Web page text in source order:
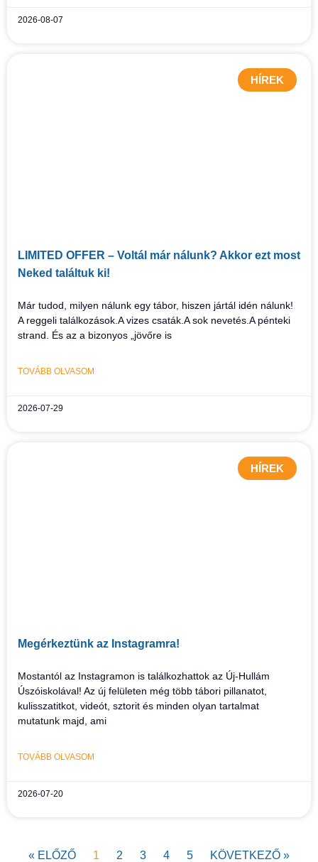
2026-08-07
HÍREK
LIMITED OFFER – Voltál már nálunk? Akkor ezt most
Neked találtuk ki!
Már tudod, milyen nálunk egy tábor, hiszen jártál idén nálunk!
A reggeli találkozások.A vizes csaták.A sok nevetés.A pénteki
strand. És az a bizonyos „jövőre is
TOVÁBB OLVASOM
2026-07-29
HÍREK
Megérkeztünk az Instagramra!
Mostantól az Instagramon is találkozhattok az Új-Hullám
Úszóiskolával! Az új felületen még több tábori pillanatot,
kulisszatitkot, videót, sztorit és minden olyan tartalmat
mutatunk majd, ami
TOVÁBB OLVASOM
2026-07-20
« ELŐZŐ 1 2 3 4 5 KÖVETKEZŐ »